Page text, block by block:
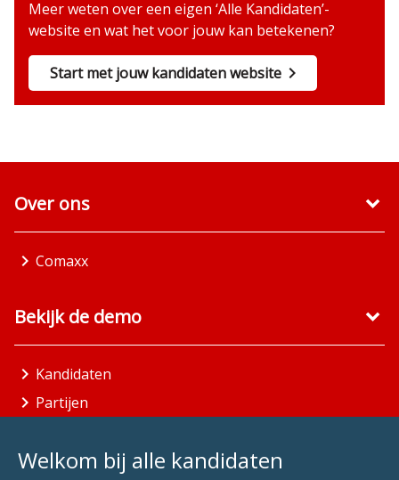
Meer weten over een eigen ‘Alle Kandidaten’-
website en wat het voor jouw kan betekenen?
Start met jouw kandidaten website
Welkom bij alle kandidaten
Over ons
Comaxx
Bekijk de demo
Kandidaten
Partijen
Aandachtsgebieden